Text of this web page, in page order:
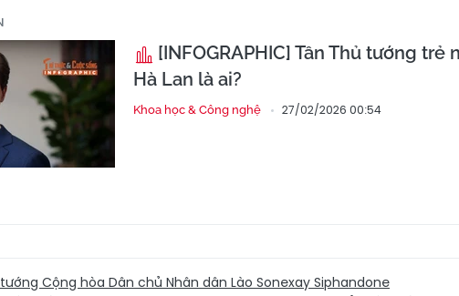
[INFOGRAPHIC] Tân Thủ tướng trẻ
Hà Lan là ai?
Khoa học & Công nghệ 27/02/2026 00:54
Cộng hòa Dân chủ Nhân dân Lào Sonexay Siphandone